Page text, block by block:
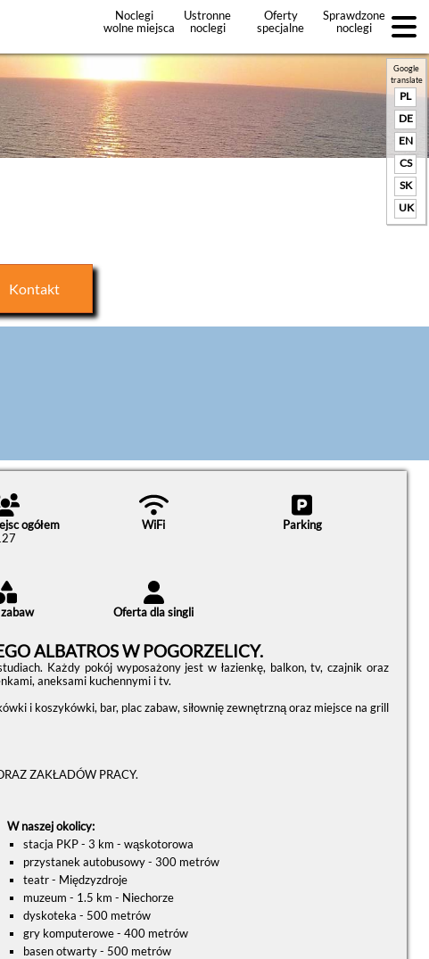
Noclegi
wolne miejsca
Ustronne
noclegi
Oferty
specjalne
Sprawdzone
noclegi
+Dodaj
Google
translate
PL
DE
EN
CS
SK
UK
Kontakt
ogółem
WiFi Parking
Oferta dla singli
ALBATROS W POGORZELICY.
Każdy pokój wyposażony jest w łazienkę, balkon, tv, czajnik oraz
aneksami kuchennymi i tv.
i koszykówki, bar, plac zabaw, siłownię zewnętrzną oraz miejsce na grill
ZAKŁADÓW PRACY.
W naszej okolicy:
stacja PKP - 3 km - wąskotorowa
przystanek autobusowy - 300 metrów
teatr - Międzyzdroje
muzeum - 1.5 km - Niechorze
dyskoteka - 500 metrów
gry komputerowe - 400 metrów
basen otwarty - 500 metrów